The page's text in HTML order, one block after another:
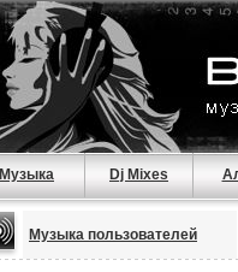
Музыка Dj Mixes
Музыка пользователей